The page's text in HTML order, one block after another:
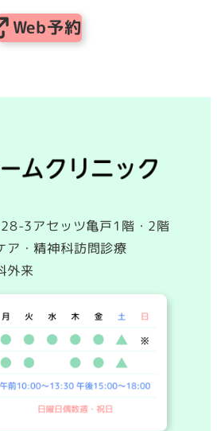
Web予約
3アセッツ亀戸1階・2階
ア・精神科訪問診療
外来